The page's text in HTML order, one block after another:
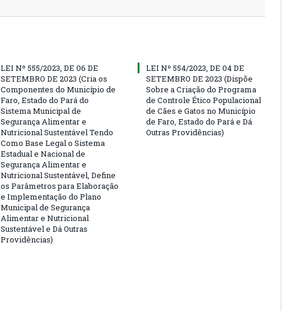
LEI Nº 555/2023, DE 06 DE
SETEMBRO DE 2023 (Cria os
Componentes do Município de
Faro, Estado do Pará do
Sistema Municipal de
Segurança Alimentar e
Nutricional Sustentável Tendo
Como Base Legal o Sistema
Estadual e Nacional de
Segurança Alimentar e
Nutricional Sustentável, Define
os Parâmetros para Elaboração
e Implementação do Plano
Municipal de Segurança
Alimentar e Nutricional
Sustentável e Dá Outras
Providências)
LEI Nº 554/2023, DE 04 DE
SETEMBRO DE 2023 (Dispõe
Sobre a Criação do Programa
de Controle Ético Populacional
de Cães e Gatos no Município
de Faro, Estado do Pará e Dá
Outras Providências)